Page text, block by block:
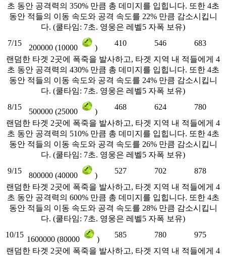
초 동안 공격력의 350% 만큼 총 데미지를 입힙니다. 또한 4초
동안 적들의 이동 속도와 공격 속도를 22% 만큼 감소시킵니
다. (쿨타임: 7초. 영웅은 레벨5 자폭 보유)
7/15
200000 (10000 )
410 546
683
랜덤한 타겟 2곳에 폭죽을 발사하고, 타겟 지역 내 적들에게 4
초 동안 공격력의 430% 만큼 총 데미지를 입힙니다. 또한 4초
동안 적들의 이동 속도와 공격 속도를 24% 만큼 감소시킵니
다. (쿨타임: 7초. 영웅은 레벨5 자폭 보유)
8/15
500000 (25000 )
468 624
780
랜덤한 타겟 2곳에 폭죽을 발사하고, 타겟 지역 내 적들에게 4
초 동안 공격력의 510% 만큼 총 데미지를 입힙니다. 또한 4초
동안 적들의 이동 속도와 공격 속도를 26% 만큼 감소시킵니
다. (쿨타임: 7초. 영웅은 레벨5 자폭 보유)
9/15
800000 (40000 )
527 702
878
랜덤한 타겟 2곳에 폭죽을 발사하고, 타겟 지역 내 적들에게 4
초 동안 공격력의 600% 만큼 총 데미지를 입힙니다. 또한 4초
동안 적들의 이동 속도와 공격 속도를 28% 만큼 감소시킵니
다. (쿨타임: 7초. 영웅은 레벨5 자폭 보유)
10/15
1600000 (80000 )
585 780
975
랜덤한 타겟 2곳에 폭죽을 발사하고, 타겟 지역 내 적들에게 4